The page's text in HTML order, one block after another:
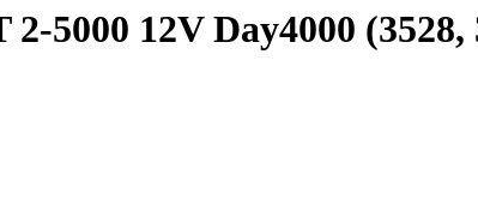
2-5000 12V Day4000